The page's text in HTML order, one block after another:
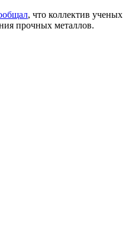
, что коллектив ученых
прочных металлов.